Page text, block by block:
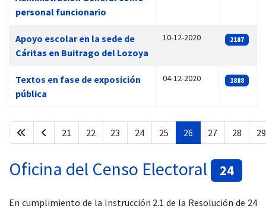
personal funcionario
Apoyo escolar en la sede de
Cáritas en Buitrago del Lozoya
10-12-2020 2187
Textos en fase de exposición
pública
04-12-2020 1888
Página 26 de 34
21 22 23 24 25 26 27 28 29
Oficina del Censo Electoral 24
En cumplimiento de la Instrucción 2.1 de la Resolución de 24